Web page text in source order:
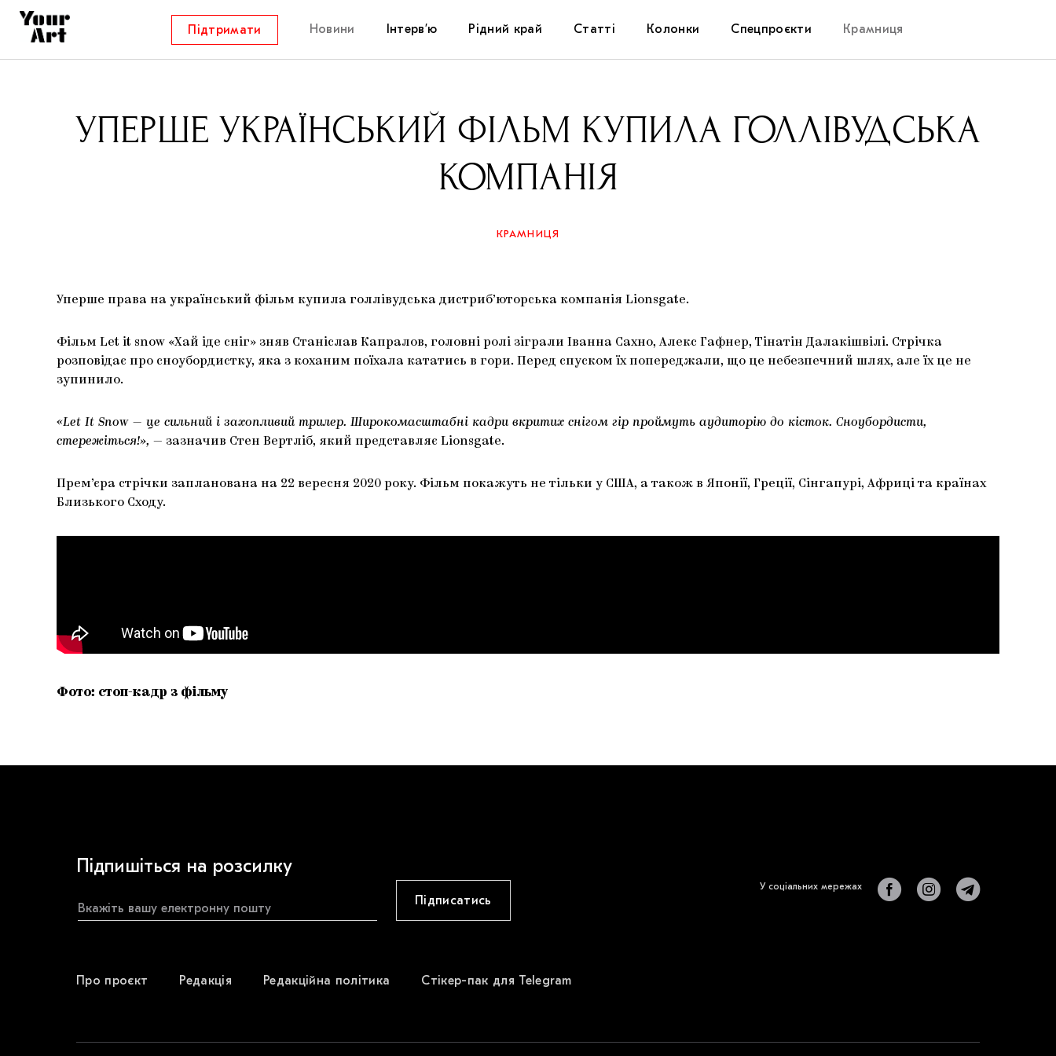
Підтримати Новини Інтерв’ю
Куратори
Архітектура
Рідний край
Самоорганізації
Освіта
Галереї
Артцентри
Статті
Коментарі
Історії
Колонки Спецпроєкти
Запалення
Крамниця
УПЕРШЕ УКРАЇНСЬКИЙ ФІЛЬМ КУПИЛА ГОЛЛІВУДСЬКА
КОМПАНІЯ
КРАМНИЦЯ
Уперше права на український фільм купила голлівудська дистриб’юторська компанія Lionsgate.
Фільм Let it snow «Хай іде сніг» зняв Станіслав Капралов, головні ролі зіграли Іванна Сахно, Алекс Гафнер, Тінатін Далакішвілі. Стрічка
розповідає про сноубордистку, яка з коханим поїхала кататись в гори. Перед спуском їх попереджали, що це небезпечний шлях, але їх це не
зупинило.
«Let It Snow — це сильний і захопливий трилер. Широкомасштабні кадри вкритих снігом гір проймуть аудиторію до кісток. Сноубордисти,
стережіться!», — зазначив Стен Вертліб, який представляє Lionsgate.
Прем’єра стрічки запланована на 22 вересня 2020 року. Фільм покажуть не тільки у США, а також в Японії, Греції, Сінгапурі, Африці та країнах
Близького Сходу.
Фото: стоп-кадр з фільму
Підпишіться на розсилку
Підписатись
Про проєкт Редакція Редакційна політика Стікер-пак для Telegram
У соціальних мережах